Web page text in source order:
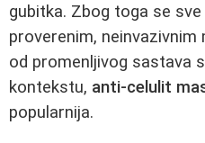
gubitka. Zbog toga se
proverenim,
od promenljivog sastava
kontekstu, anti-celulit
popularnija.